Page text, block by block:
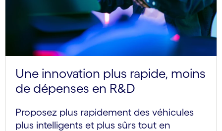
Une innovation plus rapide, moins
de dépenses en R&D
Proposez plus rapidement des véhicules
plus intelligents et plus sûrs tout en